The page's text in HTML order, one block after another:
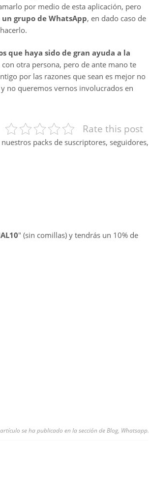
por medio de esta aplicación, pero
grupo de WhatsApp, en dado caso de
que haya sido de gran ayuda a la
con otra persona, pero de ante mano te
por las razones que sean es mejor no
no queremos vernos involucrados en
Rate this post
packs de suscriptores, seguidores,
" (sin comillas) y tendrás un 10% de
se ha publicado en la sección deBlog, Whatsapp.